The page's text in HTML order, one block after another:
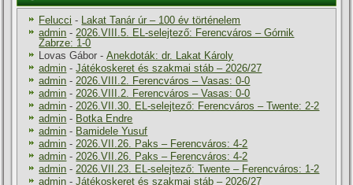
Felucci -
Lakat Tanár úr – 100 év történelem
admin - 2026.VIII.5. EL-selejtező: Ferencváros – Górnik
Zabrze: 1-0
Lovas Gábor -Anekdoták: dr. Lakat Károly
admin -Játékoskeret és szakmai stáb – 2026/27
admin - 2026.VIII.2. Ferencváros – Vasas: 0-0
admin - 2026.VIII.2. Ferencváros – Vasas: 0-0
admin - 2026.VII.30. EL-selejtező: Ferencváros – Twente: 2-2
admin - Botka Endre
admin - Bamidele Yusuf
admin - 2026.VII.26. Paks – Ferencváros: 4-2
admin - 2026.VII.26. Paks – Ferencváros: 4-2
admin - 2026.VII.23. EL-selejtező: Twente – Ferencváros: 1-2
admin -Játékoskeret és szakmai stáb – 2026/27